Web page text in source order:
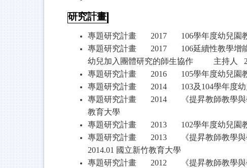
研究計畫
專題研究計畫 2017 106學年度幼兒園
專題研究計畫 2017 106延續性教學增
幼兒加入團體研究的師生協作
主持人
專題研究計畫 2016 105學年度幼兒園
專題研究計畫 2014 103及 104學年度
專題研究計畫 2014 《提昇教師教學
教育大學
專題研究計畫 2013 102學年度幼兒園
專題研究計畫 2013 《提昇教師教學
2014.01 國立新竹教育大學
專題研究計畫 2012
《提昇教師教學